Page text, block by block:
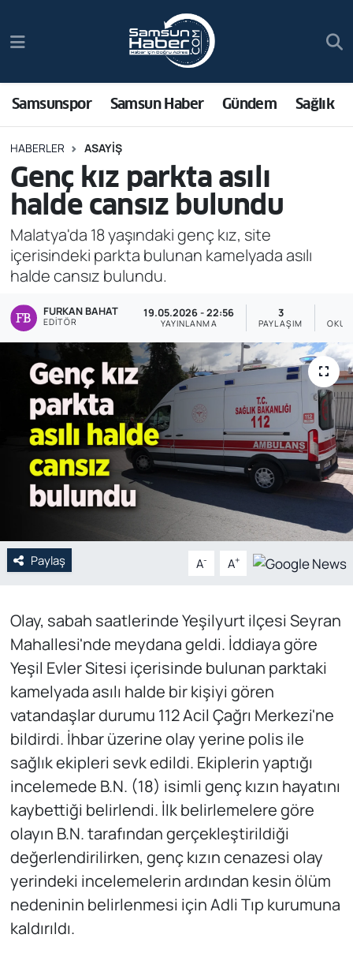
Samsunspor Samsun Haber Gündem Sağlık
HABERLER ASAYIŞ
Genç kız parkta asılı
halde cansız bulundu
Malatya'da 18 yaşındaki genç kız, site
içerisindeki parkta bulunan kamelyada asılı
halde cansız bulundu.
FURKAN BAHAT
EDITÖR
19.05.2026 - 22:56
YAYINLANMA
3
PAYLAŞIM
Paylaş A- A+
Olay, sabah saatlerinde Yeşilyurt ilçesi Seyran
Mahallesi'nde meydana geldi. İddiaya göre
Yeşil Evler Sitesi içerisinde bulunan parktaki
kamelyada asılı halde bir kişiyi gören
vatandaşlar durumu 112 Acil Çağrı Merkezi'ne
bildirdi. İhbar üzerine olay yerine polis ile
sağlık ekipleri sevk edildi. Ekiplerin yaptığı
incelemede B.N. (18) isimli genç kızın hayatını
kaybettiği belirlendi. İlk belirlemelere göre
olayın B.N. tarafından gerçekleştirildiği
değerlendirilirken, genç kızın cenazesi olay
yerindeki incelemelerin ardından kesin ölüm
nedeninin belirlenmesi için Adli Tıp kurumuna
kaldırıldı.
Samsun Haber
Sağlık
Asayiş
Bilim ve Teknoloji
Bölge
Ekonomi
Genel
Gündem
Özel Haber
POLİTİKA
Siyaset
Web Tv
Yerel
Trafik Durumu
Süper Lig Puan Durumu ve Fikstür
Tüm Manşetler
Son Dakika Haberleri
Haber Arşivi